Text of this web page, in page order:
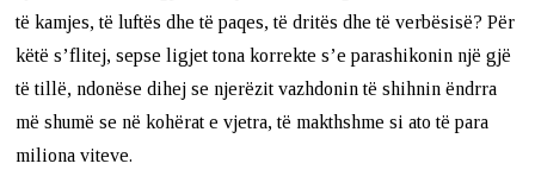
të kamjes, të luftës dhe të paqes, të dritës dhe të verbësisë? Për
këtë s’flitej, sepse ligjet tona korrekte s’e parashikonin një gjë
të tillë, ndonëse dihej se njerëzit vazhdonin të shihnin ëndrra
më shumë se në kohërat e vjetra, të makthshme si ato të para
miliona viteve.